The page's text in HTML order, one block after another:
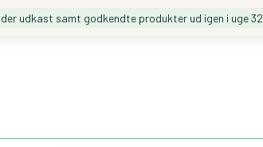
udkast samt godkendte produkter ud igen i uge 32